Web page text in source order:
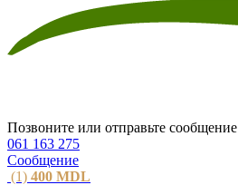
Позвоните или отправьте сообщение
061 163 275
Сообщение
(1) 400 MDL